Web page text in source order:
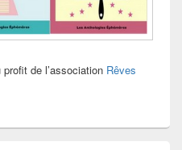
profit de l’association Rêves